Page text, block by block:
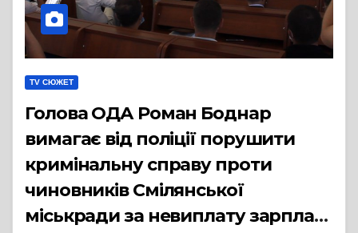
TV СЮЖЕТ
Голова ОДА Роман Боднар
вимагає від поліції порушити
кримінальну справу проти
чиновників Смілянської
міськради за невиплату зарплат